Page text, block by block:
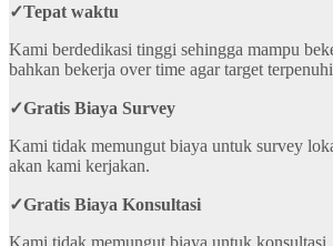
✓Tepat waktu
Kami berdedikasi tinggi sehingga mampu
bahkan bekerja over time agar target
✓Gratis Biaya Survey
Kami tidak memungut biaya untuk survey
akan kami kerjakan.
✓Gratis Biaya Konsultasi